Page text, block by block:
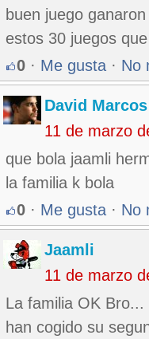
buen juego
estos 30 juegos
0 · Me gusta · No
David Marcos
11 de marzo
que bola jaamli
la familia k bola
0 · Me gusta · No
Jaamli
11 de marzo
La familia OK
han cogido su